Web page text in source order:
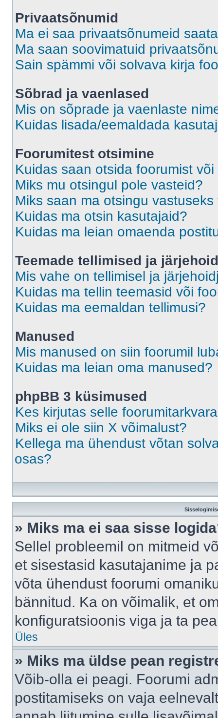
Privaatsõnumid
Ma ei saa privaatsõnumeid
Ma saan soovimatuid
Sain spämmi või solvava kirja
Sõbrad ja vaenlased
Mis on sõprade ja vaenlaste
Kuidas lisada/eemaldada
Foorumitest otsimine
Kuidas saan otsida foorumist
Miks mu otsingul pole vasteid?
Miks saan ma otsingu
Kuidas ma otsin kasutajaid?
Kuidas ma leian omaenda
Teemade tellimised ja
Mis vahe on tellimisel ja
Kuidas ma tellin teemasid või
Kuidas ma eemaldan tellimusi?
Manused
Mis manused on siin foorumil
Kuidas ma leian oma manused?
phpBB 3 küsimused
Kes kirjutas selle
Miks ei ole siin X võimalust?
Kellega ma ühendust võtan
osas?
» Miks ma ei saa sisse
Sellel probleemil on mitmeid
et sisestasid kasutajanime ja
võta ühendust foorumi
bännitud. Ka on võimalik, et
konfiguratsioonis viga ja ta
Üles
» Miks ma üldse pean
Võib-olla ei peagi. Foorumi
postitamiseks on vaja